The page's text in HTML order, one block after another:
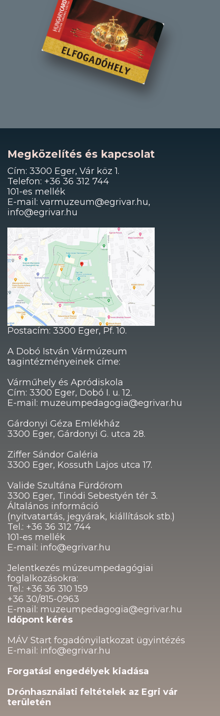
Megközelítés és kapcsolat
Cím: 3300 Eger, Vár köz 1.
Telefon: +36 36 312 744
101-es mellék
E-mail: varmuzeum@egrivar.hu,
info@egrivar.hu
Postacím: 3300 Eger, Pf. 10.
A Dobó István Vármúzeum
tagintézményeinek címe:
Várműhely és Apródiskola
Cím: 3300 Eger, Dobó I. u. 12.
E-mail: muzeumpedagogia@egrivar.hu
Gárdonyi Géza Emlékház
3300 Eger, Gárdonyi G. utca 28.
Ziffer Sándor Galéria
3300 Eger, Kossuth Lajos utca 17.
Valide Szultána Fürdőrom
3300 Eger, Tinódi Sebestyén tér 3.
Általános információ
(nyitvatartás, jegyárak, kiállítások stb.)
Tel.: +36 36 312 744
101-es mellék
E-mail: info@egrivar.hu
Jelentkezés múzeumpedagógiai
foglalkozásokra:
Tel.: +36 36 310 159
+36 30/815-0963
E-mail: muzeumpedagogia@egrivar.hu
Időpont kérés
MÁV Start fogadónyilatkozat ügyintézés
E-mail: info@egrivar.hu
Forgatási engedélyek kiadása
Drónhasználati feltételek az Egri vár
területén